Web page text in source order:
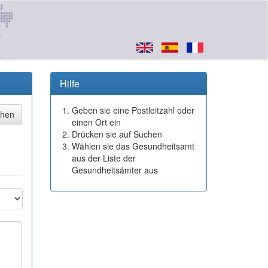
Hilfe
Geben sie eine Postleitzahl oder
einen Ort ein
Drücken sie auf Suchen
Wählen sie das Gesundheitsamt
aus der Liste der
Gesundheitsämter aus